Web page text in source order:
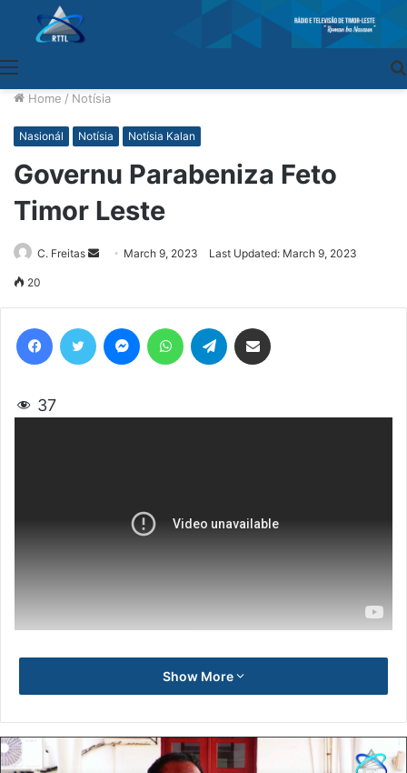
Home / Notísia
Nasionál Notísia Notísia Kalan
Governu Parabeniza Feto
Timor Leste
C. Freitas
SendMarch 9, 2023 Last Updated: March 9, 2023
20
37
Show More